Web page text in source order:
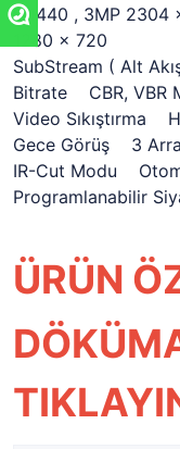
x 1440 , 3MP 2304
1280 x 720
SubStream ( Alt
Bitrate CBR, VBR
Video Sıkıştırma
Gece Görüş 3
IR-Cut Modu
Programlanabilir
ÜRÜN